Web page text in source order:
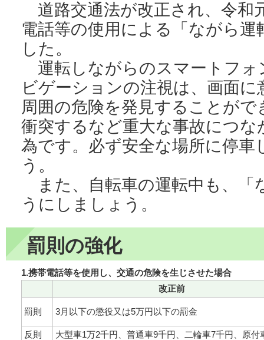
道路交通法が改正され、令和
電話等の使用による「ながら
した。
運転しながらのスマートフォ
ビゲーションの注視は、画面
周囲の危険を発見することが
衝突するなど重大な事故につ
為です。必ず安全な場所に停車
う。
また、自転車の運転中も、「
うにしましょう。
罰則の強化
1.携帯電話等を使用し、交通の危険を生じさせた場合
改正前
罰則 3月以下の懲役又は5万円以下の罰金
反則
大型車1万2千円、普通車9千円、二輪車7千円、原付